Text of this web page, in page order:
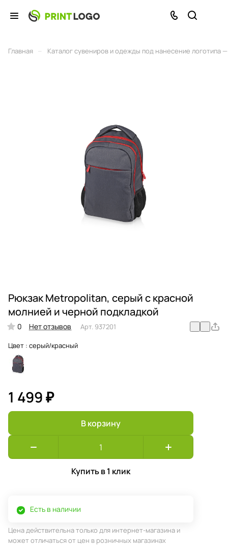
Главная Каталог сувениров и одежды под нанесение логотипа
Рюкзак Metropolitan, серый с красной
молнией и черной подкладкой
0 Нет отзывов Арт. 937201
Цвет : серый/красный
1 499 ₽
В корзину
Купить в 1 клик
Есть в наличии
Цена действительна только для интернет-магазина и
может отличаться от цен в розничных магазинах